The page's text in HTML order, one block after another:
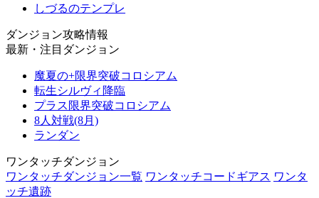
しづるのテンプレ
ダンジョン攻略情報
最新・注目ダンジョン
魔夏の+限界突破コロシアム
転生シルヴィ降臨
プラス限界突破コロシアム
8人対戦(8月)
ランダン
ワンタッチダンジョン
ワンタッチダンジョン一覧 ワンタッチコードギアス ワンタ
ッチ遺跡